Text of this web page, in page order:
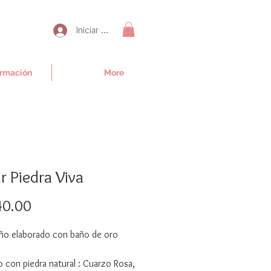
Iniciar sesión
More
Piedra Viva
elaborado con baño de oro
con piedra natural : Cuarzo Rosa,